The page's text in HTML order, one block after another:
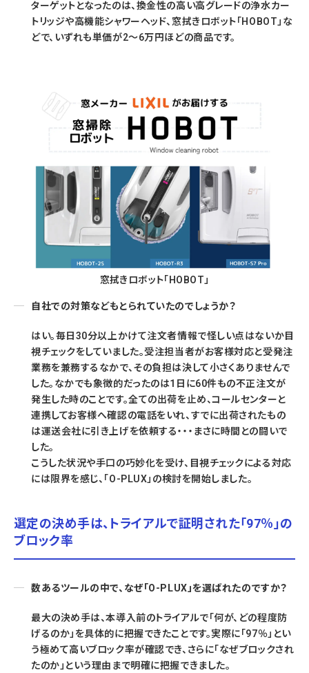
ターゲットとなったのは、換金性の高い高グレードの浄水カー
トリッジや高機能シャワーヘッド、窓拭きロボット「HOBOT」な
どで、いずれも単価が2～6万円ほどの商品です。
窓拭きロボット「HOBOT」
自社での対策などもとられていたのでしょうか？
はい。毎日30分以上かけて注文者情報で怪しい点はないか目
視チェックをしていました。受注担当者がお客様対応と受発注
業務を兼務するなかで、その負担は決して小さくありませんで
した。なかでも象徴的だったのは1日に60件もの不正注文が
発生した時のことです。全ての出荷を止め、コールセンターと
連携してお客様へ確認の電話をいれ、すでに出荷されたもの
は運送会社に引き上げを依頼する・・・まさに時間との闘いで
した。
こうした状況や手口の巧妙化を受け、目視チェックによる対応
には限界を感じ、「O-PLUX」の検討を開始しました。
選定の決め手は、トライアルで証明された「97％」の
ブロック率
数あるツールの中で、なぜ「O-PLUX」を選ばれたのですか？
最大の決め手は、本導入前のトライアルで「何が、どの程度防
げるのか」を具体的に把握できたことです。実際に「97％」とい
う極めて高いブロック率が確認でき、さらに「なぜブロックされ
たのか」という理由まで明確に把握できました。